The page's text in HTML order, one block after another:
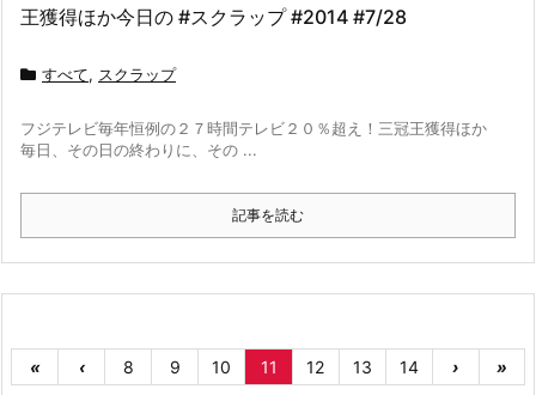
王獲得ほか今日の #スクラップ #2014 #7/28
すべて, スクラップ
フジテレビ毎年恒例の２７時間テレビ２０％超え！三冠王獲得ほか
毎日、その日の終わりに、その ...
記事を読む
« ‹ 8 9 10 11 12 13 14 › »